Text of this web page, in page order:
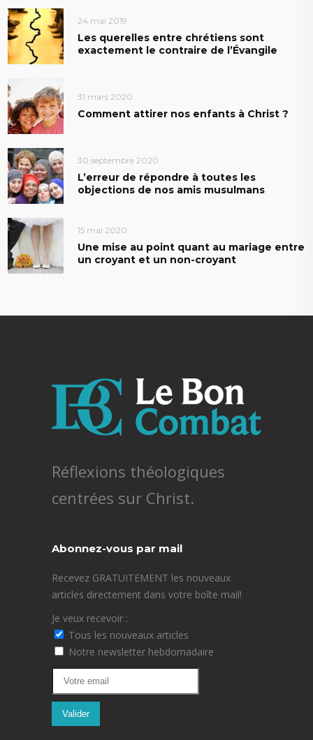
24 mai 2019
Les querelles entre chrétiens sont
exactement le contraire de l’Évangile
31 mars 2020
Comment attirer nos enfants à Christ ?
30 septembre 2020
L’erreur de répondre à toutes les
objections de nos amis musulmans
15 mai 2020
Une mise au point quant au mariage entre
un croyant et un non-croyant
Réflexions théologiques
centrées sur Christ.
Abonnez-vous par mail
Recevez GRATUITEMENT les nouveaux
articles directement dans votre boîte mail!
Je veux recevoir :
Tous les nouveaux articles
Notre newsletter hebdomadaire